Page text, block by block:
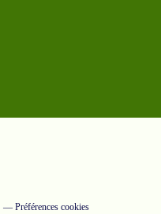
Préférences cookies